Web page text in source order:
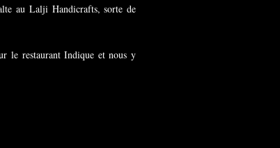
au Lalji Handicrafts, sorte de
le restaurant Indique et nous y